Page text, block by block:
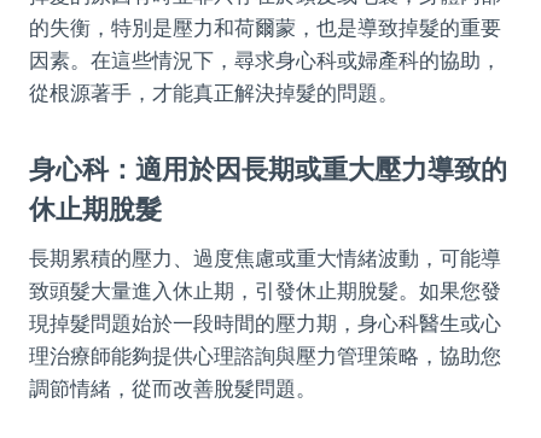
的失衡，特別是壓力和荷爾蒙，也是導致掉髮的重要
因素。在這些情況下，尋求身心科或婦產科的協助，
從根源著手，才能真正解決掉髮的問題。
身心科：適用於因長期或重大壓力導致的
休止期脫髮
長期累積的壓力、過度焦慮或重大情緒波動，可能導
致頭髮大量進入休止期，引發休止期脫髮。如果您發
現掉髮問題始於一段時間的壓力期，身心科醫生或心
理治療師能夠提供心理諮詢與壓力管理策略，協助您
調節情緒，從而改善脫髮問題。